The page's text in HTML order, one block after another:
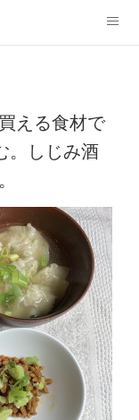
と高齢化社会学
漫画
える食材で
。しじみ酒